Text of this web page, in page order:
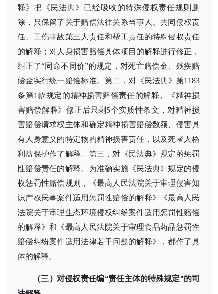
释》把《民法典》已经吸收的特殊侵权责任规则删
除，只保留了关于赔偿法律关系当事人、共同侵权责
任、工伤事故第三人责任和帮工责任的特殊侵权责任
的解释；对人身损害赔偿具体项目的解释进行修正，
纠正了“同命不同价”的规定，对死亡赔偿金、残疾赔
偿金实行统一赔偿标准。第二，对《民法典》第1183
条第1款规定的精神损害赔偿责任的解释。《精神损
害赔偿解释》修正后只剩5个实质性条文，对精神损
害赔偿请求权主体和确定精神损害赔偿数额、侵害具
有人身意义的特定物的精神损害责任，以及死者人格
利益保护作了解释。第三，对《民法典》规定的惩罚
性赔偿责任的解释。为准确实施《民法典》规定的侵
权惩罚性赔偿规则，《最高人民法院关于审理侵害知
识产权民事案件适用惩罚性赔偿的解释》《最高人民
法院关于审理生态环境侵权纠纷案件适用惩罚性赔偿
的解释》和《最高人民法院关于审理食品药品惩罚性
赔偿纠纷案件适用法律若干问题的解释》，都作了具
体的解释。
（三）对侵权责任编“责任主体的特殊规定”的司